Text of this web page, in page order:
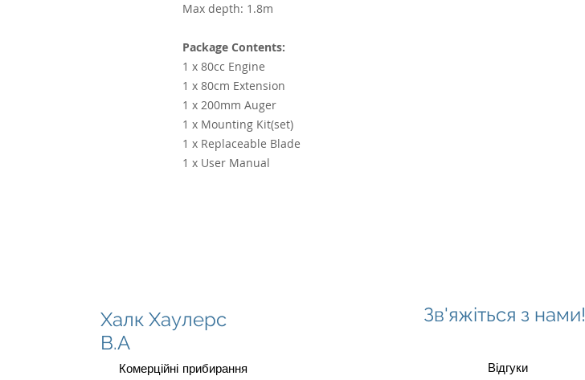
Max depth: 1.8m
Package Contents:
1 x 80cc Engine
1 x 80cm Extension
1 x 200mm Auger
1 x Mounting Kit(set)
1 x Replaceable Blade
1 x User Manual
Халк Хаулерс
В.А
Зв'яжіться з нами!
Комерційні прибирання
Відгуки